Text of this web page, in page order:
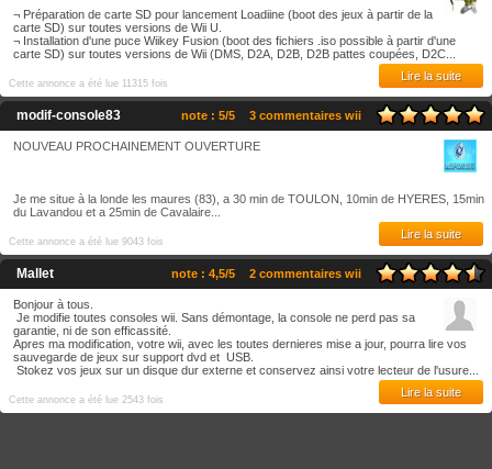
¬ Préparation de carte SD pour lancement Loadiine (boot des jeux à partir de la
carte SD) sur toutes versions de Wii U.
¬ Installation d'une puce Wiikey Fusion (boot des fichiers .iso possible à partir d'une
carte SD) sur toutes versions de Wii (DMS, D2A, D2B, D2B pattes coupées, D2C...
Cette annonce a été lue 11315 fois
Lire la suite
modif-console83 3 commentaires wii
note : 5/5
NOUVEAU PROCHAINEMENT OUVERTURE
Je me situe à la londe les maures (83), a 30 min de TOULON, 10min de HYERES, 15min
du Lavandou et a 25min de Cavalaire...
Cette annonce a été lue 9043 fois
Lire la suite
Mallet 2 commentaires wii
note : 4,5/5
Bonjour à tous.
Je modifie toutes consoles wii. Sans démontage, la console ne perd pas sa
garantie, ni de son efficassité.
Apres ma modification, votre wii, avec les toutes dernieres mise a jour, pourra lire vos
sauvegarde de jeux sur support dvd et USB.
Stokez vos jeux sur un disque dur externe et conservez ainsi votre lecteur de l'usure...
Cette annonce a été lue 2543 fois
Lire la suite